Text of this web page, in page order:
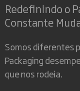
Redefinindo o
Constante
Somos diferentes
Packaging
que nos rodeia.